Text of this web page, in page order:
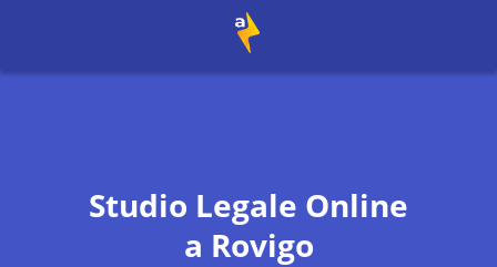
Studio Legale Online
a Rovigo